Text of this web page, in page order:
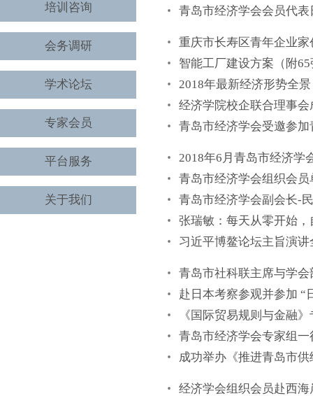
培训咨询
会务调研
学术论坛
专家会员
平台服务
关于我们
青岛市经济学会会员代
重庆市长寿区青年企业
智能工厂建设方案（附
2018年最新经济形势全景
经济学院校企联合理事会
青岛市经济学会受邀参
2018年6月青岛市经济学
青岛市经济学会组织会
青岛市经济学会副会长-
张瑞敏：每天从零开始，
习近平博鳌论坛主旨演
青岛市社科联主席与学
赴日本考察参观并参加 “
《国际贸易规则与金融
青岛市经济学会专家组
成功举办《推进青岛市
经济学会组织会员赴西海